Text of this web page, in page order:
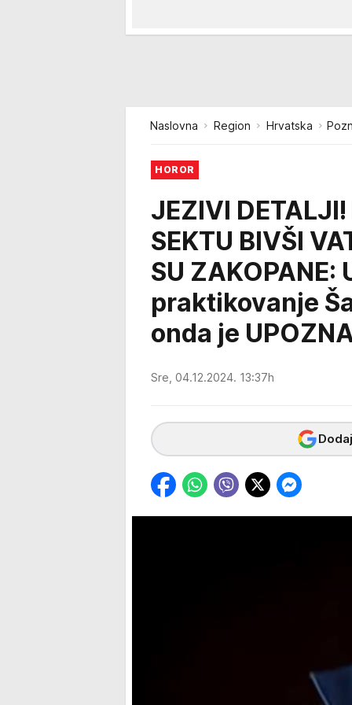
Naslovna Region Hrvatska
HOROR
JEZIVI
SEKTU BIVŠI
SU
praktikovanje
onda je
Sre, 04.12.2024. 13:37h